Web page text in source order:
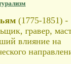
(1775-1851) -
гравер,
влияние на